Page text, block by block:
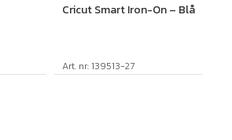
Cricut Smart Iron-On – Blå
Art. nr: 139513-27